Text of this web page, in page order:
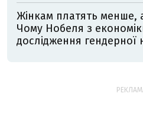
Жінкам платять менше,
Чому Нобеля з
дослідження гендерної